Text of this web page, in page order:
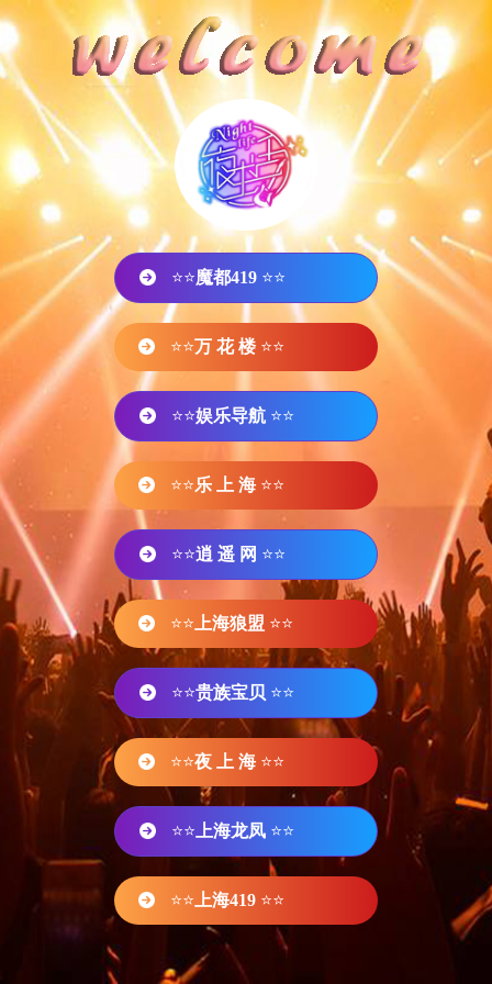
⭐⭐魔都419 ⭐⭐
⭐⭐万 花 楼 ⭐⭐
⭐⭐娱乐导航 ⭐⭐
⭐⭐乐 上 海 ⭐⭐
⭐⭐逍 遥 网 ⭐⭐
⭐⭐ 上海狼盟 ⭐⭐
⭐⭐贵族宝贝 ⭐⭐
⭐⭐夜 上 海 ⭐⭐
⭐⭐ 上海龙凤 ⭐⭐
⭐⭐ 上海419 ⭐⭐